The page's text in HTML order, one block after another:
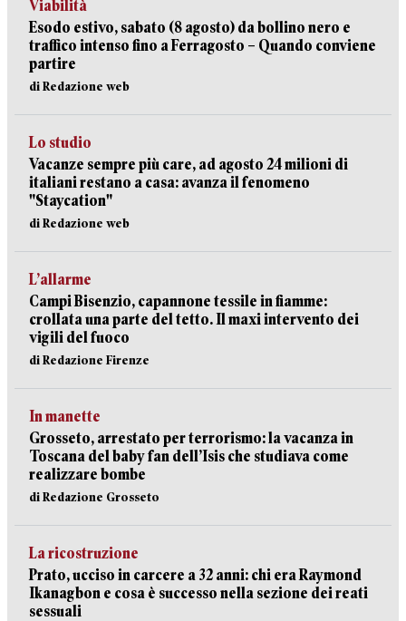
Viabilità
Esodo estivo, sabato (8 agosto) da bollino nero e
traffico intenso fino a Ferragosto – Quando conviene
partire
di Redazione web
Lo studio
Vacanze sempre più care, ad agosto 24 milioni di
italiani restano a casa: avanza il fenomeno
"Staycation"
di Redazione web
L’allarme
Campi Bisenzio, capannone tessile in fiamme:
crollata una parte del tetto. Il maxi intervento dei
vigili del fuoco
di Redazione Firenze
In manette
Grosseto, arrestato per terrorismo: la vacanza in
Toscana del baby fan dell’Isis che studiava come
realizzare bombe
di Redazione Grosseto
La ricostruzione
Prato, ucciso in carcere a 32 anni: chi era Raymond
Ikanagbon e cosa è successo nella sezione dei reati
sessuali